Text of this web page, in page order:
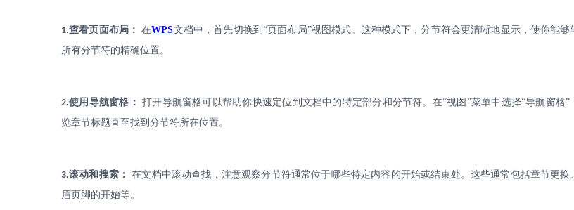
1.查看页面布局： 在WPS文档中，首先切换到 “页面布局”视图模式。这种模式下，分节符会更清晰地显示，使你能够
所有分节符的精确位置。
2.使用导航窗格： 打开导航窗格可以帮助你快速定位到文档中的特定部分和分节符。在“视图”菜单中选择“导航窗格”
览章节标题直至找到分节符所在位置。
3.滚动和搜索：
在文档中滚动查找，注意观察分节符通常位于哪些特定内容的开始或结束处。这些通常包括章节更换
眉页脚的开始等。